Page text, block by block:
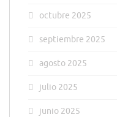
octubre 2025
septiembre 2025
agosto 2025
julio 2025
junio 2025